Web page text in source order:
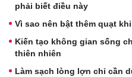
phải biết điều này
Vì sao nên bật thêm quạt
Kiến tạo không gian sống
thiên nhiên
Làm sạch lòng lợn chỉ cần